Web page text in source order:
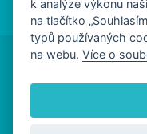
©2014 - 2026
k analýze výkonu
na tlačítko
typů používaných
na webu.Více o